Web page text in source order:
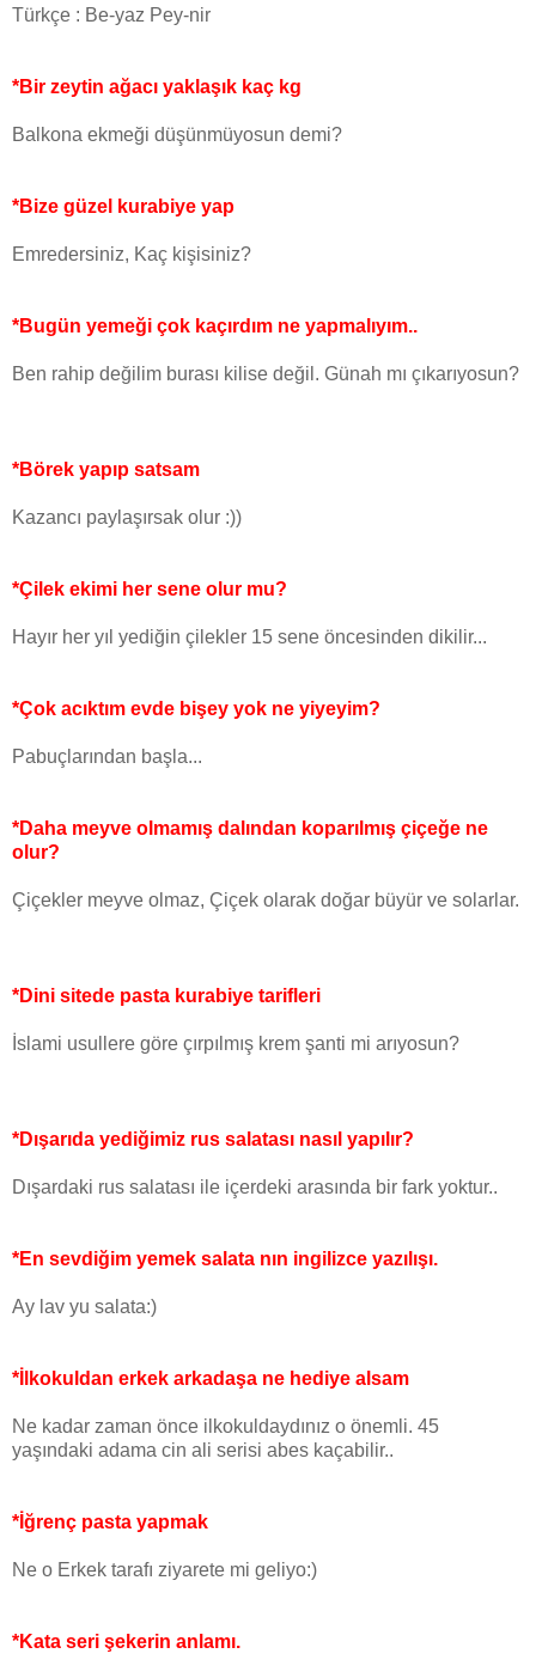
Türkçe : Be-yaz Pey-nir
*Bir zeytin ağacı yaklaşık kaç kg
Balkona ekmeği düşünmüyosun demi?
*Bize güzel kurabiye yap
Emredersiniz, Kaç kişisiniz?
*Bugün yemeği çok kaçırdım ne yapmalıyım..
Ben rahip değilim burası kilise değil. Günah mı çıkarıyosun?
*Börek yapıp satsam
Kazancı paylaşırsak olur :))
*Çilek ekimi her sene olur mu?
Hayır her yıl yediğin çilekler 15 sene öncesinden dikilir...
*Çok acıktım evde bişey yok ne yiyeyim?
Pabuçlarından başla...
*Daha meyve olmamış dalından koparılmış çiçeğe ne
olur?
Çiçekler meyve olmaz, Çiçek olarak doğar büyür ve solarlar.
*Dini sitede pasta kurabiye tarifleri
İslami usullere göre çırpılmış krem şanti mi arıyosun?
*Dışarıda yediğimiz rus salatası nasıl yapılır?
Dışardaki rus salatası ile içerdeki arasında bir fark yoktur..
*En sevdiğim yemek salata nın ingilizce yazılışı.
Ay lav yu salata:)
*İlkokuldan erkek arkadaşa ne hediye alsam
Ne kadar zaman önce ilkokuldaydınız o önemli. 45
yaşındaki adama cin ali serisi abes kaçabilir..
*İğrenç pasta yapmak
Ne o Erkek tarafı ziyarete mi geliyo:)
*Kata seri şekerin anlamı.